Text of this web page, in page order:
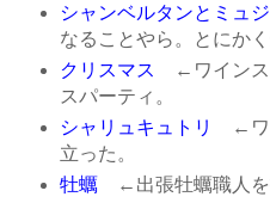
シャンベルタンとミュ
なることやら。とにかく
クリスマス ←ワインス
スパーティ。
シャリュキュトリ
←ワ
立った。
牡蠣 ←出張牡蠣職人を